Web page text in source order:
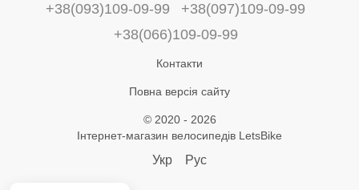
+38(093)109-09-99
+38(097)109-09-99
+38(066)109-09-99
Контакти
Повна версія сайту
© 2020 - 2026
Інтернет-магазин велосипедів LetsBike
Укр Рус